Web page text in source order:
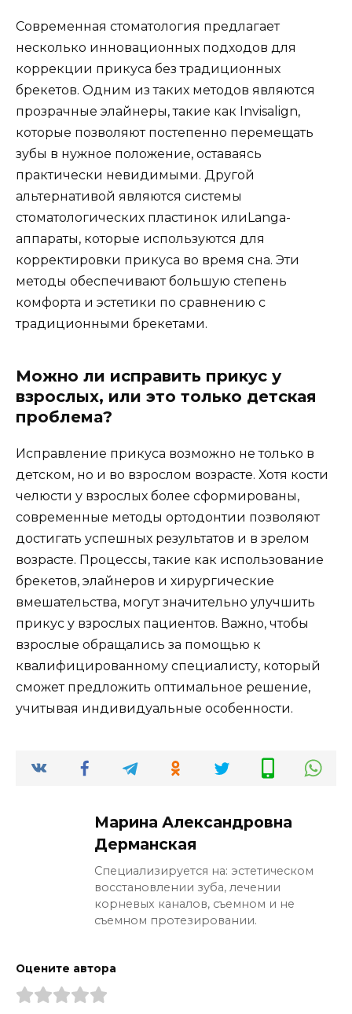
Современная стоматология предлагает
несколько инновационных подходов для
коррекции прикуса без традиционных
брекетов. Одним из таких методов являются
прозрачные элайнеры, такие как Invisalign,
которые позволяют постепенно перемещать
зубы в нужное положение, оставаясь
практически невидимыми. Другой
альтернативой являются системы
стоматологических пластинок илиLanga-
аппараты, которые используются для
корректировки прикуса во время сна. Эти
методы обеспечивают большую степень
комфорта и эстетики по сравнению с
традиционными брекетами.
Можно ли исправить прикус у
взрослых, или это только детская
проблема?
Исправление прикуса возможно не только в
детском, но и во взрослом возрасте. Хотя кости
челюсти у взрослых более сформированы,
современные методы ортодонтии позволяют
достигать успешных результатов и в зрелом
возрасте. Процессы, такие как использование
брекетов, элайнеров и хирургические
вмешательства, могут значительно улучшить
прикус у взрослых пациентов. Важно, чтобы
взрослые обращались за помощью к
квалифицированному специалисту, который
сможет предложить оптимальное решение,
учитывая индивидуальные особенности.
Марина Александровна
Дерманская
Специализируется на: эстетическом
восстановлении зуба, лечении
корневых каналов, съемном и не
съемном протезировании.
Оцените автора